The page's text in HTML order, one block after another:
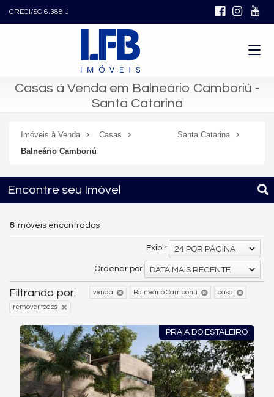
CRECI/SC 6.388-J
Casas à Venda em Balneário Camboriú -
Santa Catarina
Imóveis à Venda Casas
Santa Catarina
Balneário Camboriú
Encontre seu Imóvel
6imóveis encontrados
Exibir 24 POR PÁGINA
Ordenar por DATA MAIS RECENTE
Filtrando por: venda Balneário Camboriú casa
remover todos
PRAIA DO ESTALEIRO